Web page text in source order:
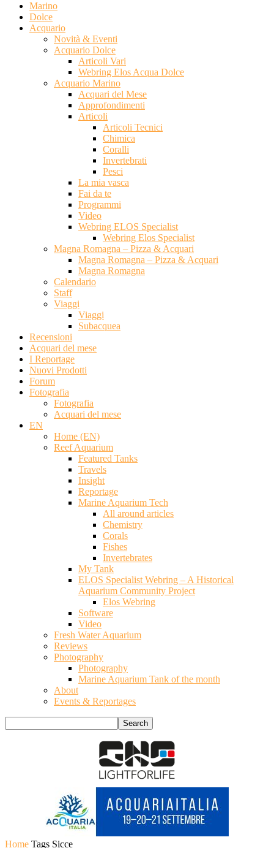
Marino
Dolce
Acquario
Novità & Eventi
Acquario Dolce
Articoli Vari
Webring Elos Acqua Dolce
Acquario Marino
Acquari del Mese
Approfondimenti
Articoli
Articoli Tecnici
Chimica
Coralli
Invertebrati
Pesci
La mia vasca
Fai da te
Programmi
Video
Webring ELOS Specialist
Webring Elos Specialist
Magna Romagna – Pizza & Acquari
Magna Romagna – Pizza & Acquari
Magna Romagna
Calendario
Staff
Viaggi
Viaggi
Subacquea
Recensioni
Acquari del mese
I Reportage
Nuovi Prodotti
Forum
Fotografia
Fotografia
Acquari del mese
EN
Home (EN)
Reef Aquarium
Featured Tanks
Travels
Insight
Reportage
Marine Aquarium Tech
All around articles
Chemistry
Corals
Fishes
Invertebrates
My Tank
ELOS Specialist Webring – A Historical
Aquarium Community Project
Elos Webring
Software
Video
Fresh Water Aquarium
Reviews
Photography
Photography
Marine Aquarium Tank of the month
About
Events & Reportages
Home Tags Sicce